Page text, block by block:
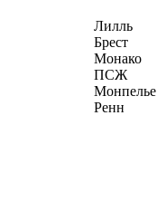
Лилль
Брест
Монако
ПСЖ
Монпелье
Ренн